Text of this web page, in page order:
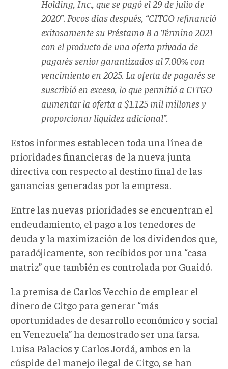
Holding, Inc., que se pagó el 29 de julio de
2020”. Pocos días después, “CITGO refinanció
exitosamente su Préstamo B a Término 2021
con el producto de una oferta privada de
pagarés senior garantizados al 7.00% con
vencimiento en 2025. La oferta de pagarés se
suscribió en exceso, lo que permitió a CITGO
aumentar la oferta a $1.125 mil millones y
proporcionar liquidez adicional”.
Estos informes establecen toda una línea de
prioridades financieras de la nueva junta
directiva con respecto al destino final de las
ganancias generadas por la empresa.
Entre las nuevas prioridades se encuentran el
endeudamiento, el pago a los tenedores de
deuda y la maximización de los dividendos que,
paradójicamente, son recibidos por una “casa
matriz” que también es controlada por Guaidó.
La premisa de Carlos Vecchio de emplear el
dinero de Citgo para generar “más
oportunidades de desarrollo económico y social
en Venezuela” ha demostrado ser una farsa.
Luisa Palacios y Carlos Jordá, ambos en la
cúspide del manejo ilegal de Citgo, se han